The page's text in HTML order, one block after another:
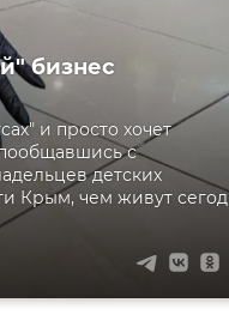
бизнес
и просто хочет
с
детских
Крым, чем живут